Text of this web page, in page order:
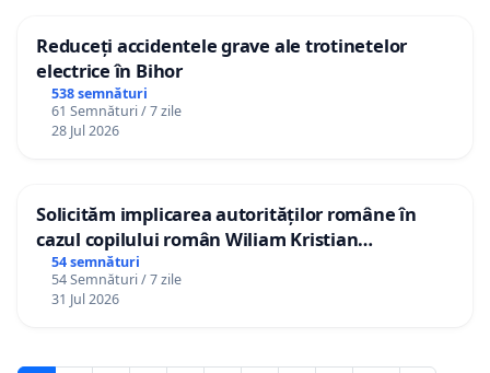
Reduceți accidentele grave ale trotinetelor
electrice în Bihor
538 semnături
61 Semnături / 7 zile
28 Jul 2026
Solicităm implicarea autorităților române în
cazul copilului român Wiliam Kristian
Gheorghe, aflat în plasament în Danemarca de
12 ani
54 semnături
54 Semnături / 7 zile
31 Jul 2026